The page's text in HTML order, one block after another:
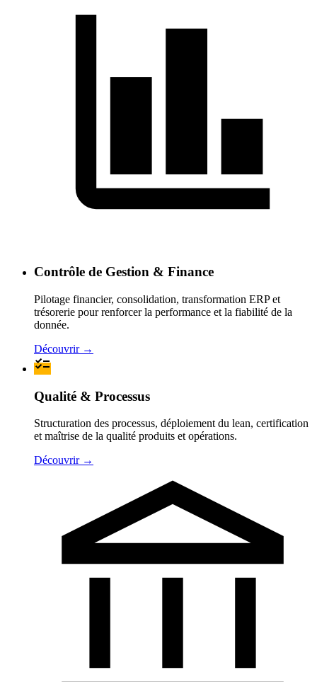
Contrôle de Gestion & Finance
Pilotage financier, consolidation, transformation ERP et
trésorerie pour renforcer la performance et la fiabilité de la
donnée.
Découvrir →
Qualité & Processus
Structuration des processus, déploiement du lean, certification
et maîtrise de la qualité produits et opérations.
Découvrir →